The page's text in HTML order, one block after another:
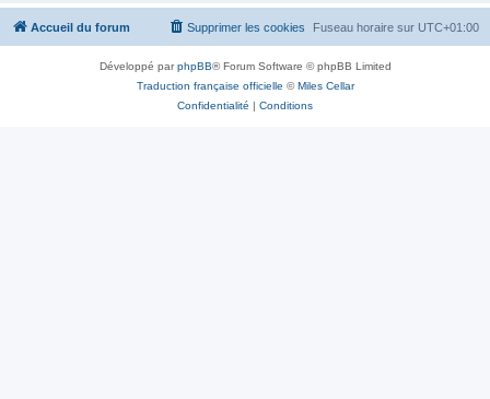
Accueil du forum Fuseau horaire sur UTC+01:00
Supprimer les cookies
Développé parphpBB® Forum Software © phpBB Limited
Traduction française officielle ©Miles Cellar
Confidentialité | Conditions